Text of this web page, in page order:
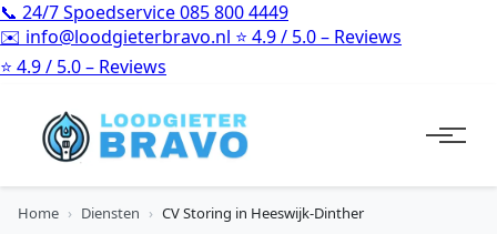
📞 24/7 Spoedservice085 800 4449
✉️ info@loodgieterbravo.nl ⭐ 4.9 / 5.0 – Reviews
⭐ 4.9 / 5.0 – Reviews
Home › Diensten › CV Storing in Heeswijk-Dinther